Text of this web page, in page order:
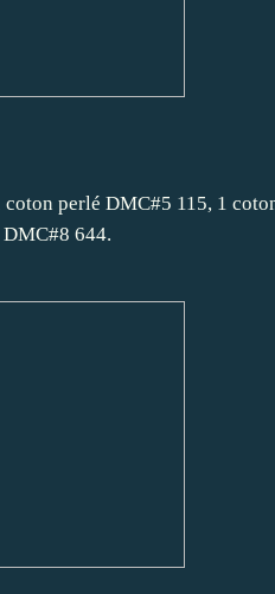
perlé DMC#5 115, 1
644.